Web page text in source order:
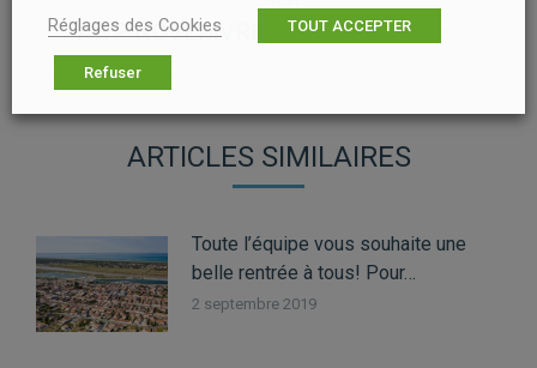
Article
AWP NOVEMVRE 2K16 – YouTube…
ARTICLES SIMILAIRES
Toute l’équipe vous souhaite une
belle rentrée à tous! Pour…
2 septembre 2019
Réglages des Cookies
TOUT ACCEPTER
Refuser